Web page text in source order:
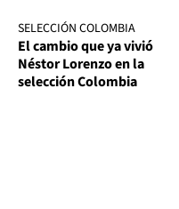
SELECCIÓN COLOMBIA
El cambio que ya vivió
Néstor Lorenzo en la
selección Colombia